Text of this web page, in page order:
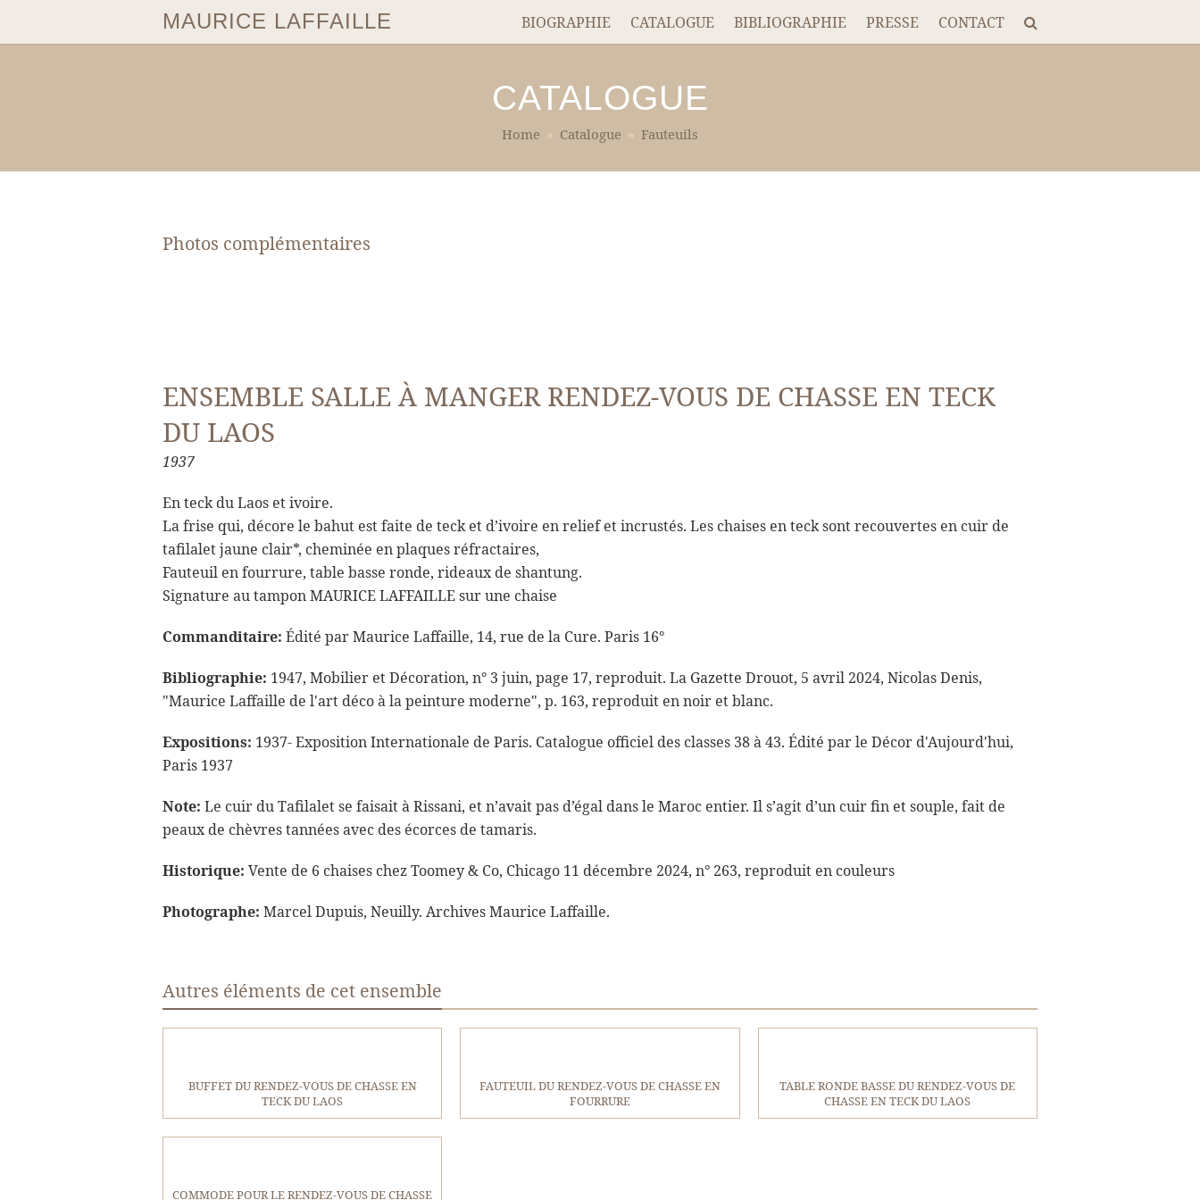
MAURICE LAFFAILLE BIOGRAPHIE CATALOGUE BIBLIOGRAPHIE PRESSE CONTACT
CATALOGUE
Home » Catalogue » Fauteuils
Photos complémentaires
ENSEMBLE SALLE À MANGER RENDEZ-VOUS DE CHASSE EN TECK
DU LAOS
1937
En teck du Laos et ivoire.
La frise qui, décore le bahut est faite de teck et d’ivoire en relief et incrustés. Les chaises en teck sont recouvertes en cuir de
tafilalet jaune clair*, cheminée en plaques réfractaires,
Fauteuil en fourrure, table basse ronde, rideaux de shantung.
Signature au tampon MAURICE LAFFAILLE sur une chaise
Commanditaire: Édité par Maurice Laffaille, 14, rue de la Cure. Paris 16°
Bibliographie: 1947, Mobilier et Décoration, n° 3 juin, page 17, reproduit. La Gazette Drouot, 5 avril 2024, Nicolas Denis,
"Maurice Laffaille de l'art déco à la peinture moderne", p. 163, reproduit en noir et blanc.
Expositions: 1937- Exposition Internationale de Paris. Catalogue officiel des classes 38 à 43. Édité par le Décor d'Aujourd'hui,
Paris 1937
Note: Le cuir du Tafilalet se faisait à Rissani, et n’avait pas d’égal dans le Maroc entier. Il s’agit d’un cuir fin et souple, fait de
peaux de chèvres tannées avec des écorces de tamaris.
Historique: Vente de 6 chaises chez Toomey & Co, Chicago 11 décembre 2024, n° 263, reproduit en couleurs
Photographe: Marcel Dupuis, Neuilly. Archives Maurice Laffaille.
Autres éléments de cet ensemble
BUFFET DU RENDEZ-VOUS DE CHASSE EN
TECK DU LAOS
FAUTEUIL DU RENDEZ-VOUS DE CHASSE EN
FOURRURE
TABLE RONDE BASSE DU RENDEZ-VOUS DE
CHASSE EN TECK DU LAOS
COMMODE POUR LE RENDEZ-VOUS DE CHASSE